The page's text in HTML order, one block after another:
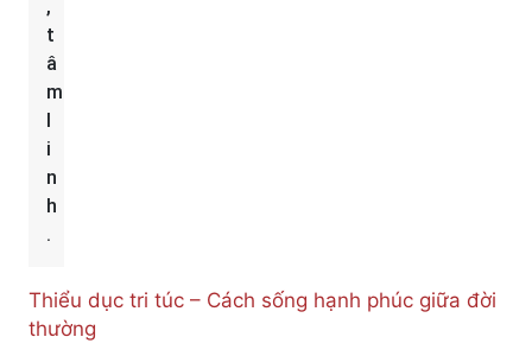
,
t
â
m
l
i
n
h
.
Thiểu dục tri túc – Cách sống hạnh phúc giữa đời
thường